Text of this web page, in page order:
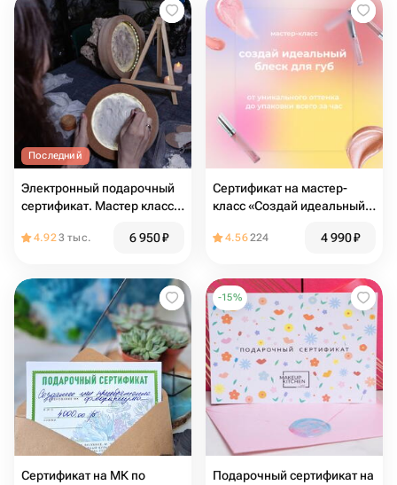
Последний
Электронный подарочный
сертификат. Мастер класс
пасты
4.923 тыс. 6 950₽
Сертификат на мастер-
класс «Создай идеальный
KITCHEN
4.56224 4 990₽
Сертификат на МК по
-15%
Подарочный сертификат на